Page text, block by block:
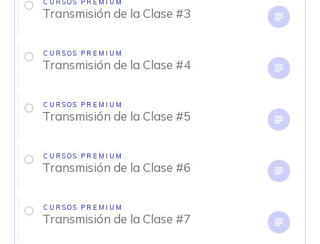
Transmisión de la Clase #3
CURSOS PREMIUM
Transmisión de la Clase #4
CURSOS PREMIUM
Transmisión de la Clase #5
CURSOS PREMIUM
Transmisión de la Clase #6
CURSOS PREMIUM
Transmisión de la Clase #7